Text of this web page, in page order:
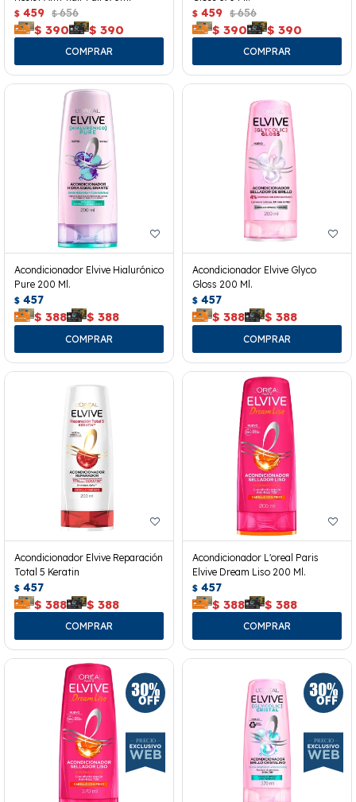
$ 459 $ 656
$ 390 $ 390
$ 459 $ 656
$ 390 $ 390
Acondicionador Elvive Hialurónico
Pure 200 Ml.
$ 457
$ 388 $ 388
Acondicionador Elvive Glyco
Gloss 200 Ml.
$ 457
$ 388 $ 388
Acondicionador Elvive Reparación
Total 5 Keratin
$ 457
$ 388 $ 388
Acondicionador L'oreal Paris
Elvive Dream Liso 200 Ml.
$ 457
$ 388 $ 388